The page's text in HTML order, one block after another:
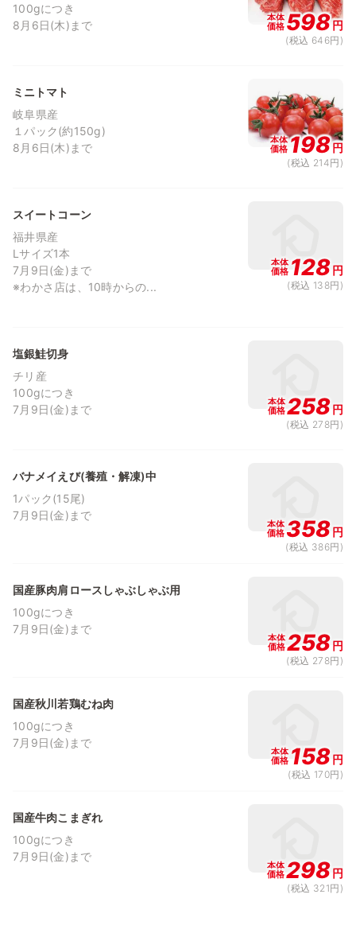
100gにつき
8月6日(木)まで
本体
価格598円
(税込 646円)
ミニトマト
岐阜県産
１パック(約150g)
8月6日(木)まで
本体
価格198円
(税込 214円)
スイートコーン
福井県産
Lサイズ1本
7月9日(金)まで
※わかさ店は、10時からの...
本体
価格 128円
(税込 138円)
塩銀鮭切身
チリ産
100gにつき
7月9日(金)まで
本体
価格258円
(税込 278円)
バナメイえび(養殖・解凍)中
1パック(15尾)
7月9日(金)まで
本体
価格 358円
(税込 386円)
国産豚肉肩ロースしゃぶしゃぶ用
100gにつき
7月9日(金)まで
本体
価格258円
(税込 278円)
国産秋川若鶏むね肉
100gにつき
7月9日(金)まで
本体
価格 158円
(税込 170円)
国産牛肉こまぎれ
100gにつき
7月9日(金)まで
本体
価格298円
(税込 321円)